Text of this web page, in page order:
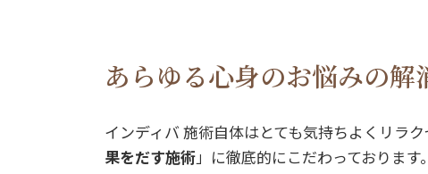
あらゆる心身のお悩みの
インディバ 施術自体はとても気持ちよくリラ
果をだす施術」に徹底的にこだわっております。